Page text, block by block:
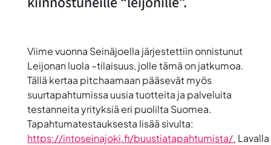
Viime vuonna Seinäjoella järjestettiin onnistunut
Leijonan luola –tilaisuus, jolle tämä on jatkumoa.
Tällä kertaa pitchaamaan pääsevät myös
suurtapahtumissa uusia tuotteita ja palveluita
testanneita yrityksiä eri puolilta Suomea.
Tapahtumatestauksesta lisää sivulta:
https://intoseinajoki.fi/buustiatapahtumista/. Lavalla